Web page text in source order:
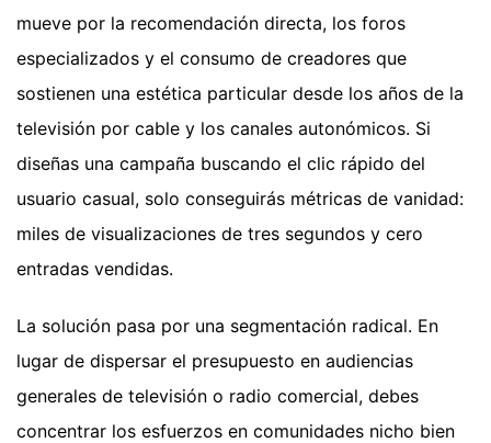
mueve por la recomendación directa, los foros
especializados y el consumo de creadores que
sostienen una estética particular desde los años de la
televisión por cable y los canales autonómicos. Si
diseñas una campaña buscando el clic rápido del
usuario casual, solo conseguirás métricas de vanidad:
miles de visualizaciones de tres segundos y cero
entradas vendidas.
La solución pasa por una segmentación radical. En
lugar de dispersar el presupuesto en audiencias
generales de televisión o radio comercial, debes
concentrar los esfuerzos en comunidades nicho bien